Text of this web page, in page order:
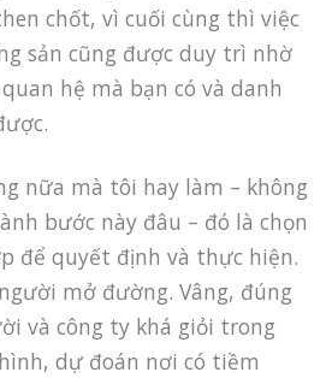
chốt, vì cuối cùng thì việc
sản cũng được duy trì nhờ
hệ mà bạn có và danh
nữa mà tôi hay làm – không
bước này đâu – đó là chọn
để quyết định và thực hiện.
mở đường. Vâng, đúng
và công ty khá giỏi trong
dự đoán nơi có tiềm